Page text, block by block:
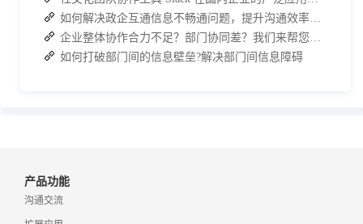
如何打破部门间的信息壁垒?解决部门间信息障碍
产品功能
沟通交流